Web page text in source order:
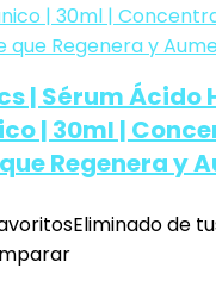
| Sérum Ácido
| 30ml |
Regenera y
Eliminado de